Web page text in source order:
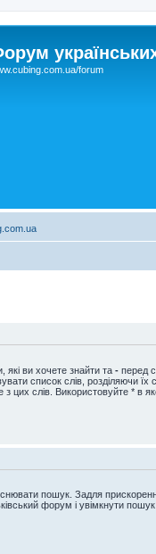
forum
які ви хочете знайти та - перед
список слів, розділяючи їх
цих слів. Використовуйте * в
пошук. Задля
форум і увімкнути